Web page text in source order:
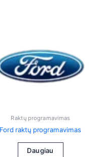
Raktų programavimas
Ford raktų programavimas
Daugiau